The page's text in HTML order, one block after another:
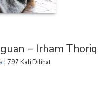
– Irham Thoriq
| 797 Kali Dilihat